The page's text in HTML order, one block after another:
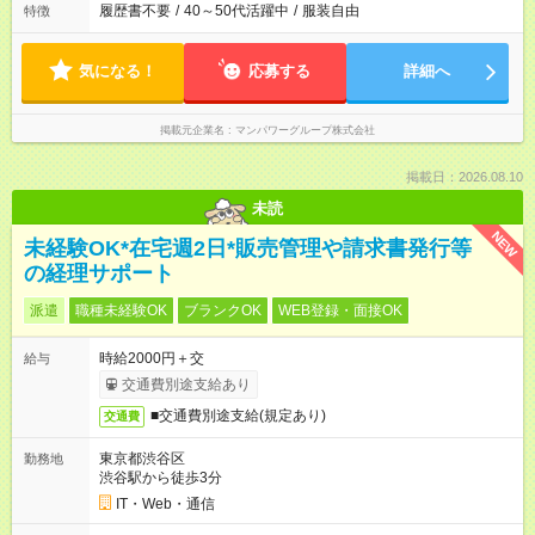
特徴 履歴書不要 / 40～50代活躍中 / 服装自由
気になる！ 応募する 詳細へ
掲載元企業名 マンパワーグループ株式会社
掲載日：2026.08.10
未読
NEW
未経験OK*在宅週2日*販売管理や請求書発行等
の経理サポート
派遣 職種未経験OK ブランクOK WEB登録・面接OK
給与
時給2000円＋交
交通費別途支給あり
交通費 ■交通費別途支給(規定あり)
勤務地
東京都渋谷区
渋谷駅から徒歩3分
IT・Web・通信